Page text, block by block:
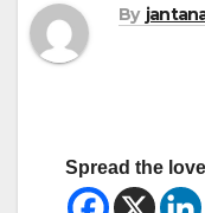
By
Spread the love